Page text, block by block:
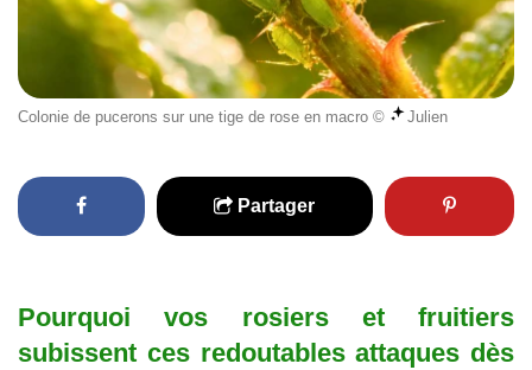
Colonie de pucerons sur une tige de rose en macro © Julien
Partager
Pourquoi vos rosiers et fruitiers
subissent ces redoutables attaques dès